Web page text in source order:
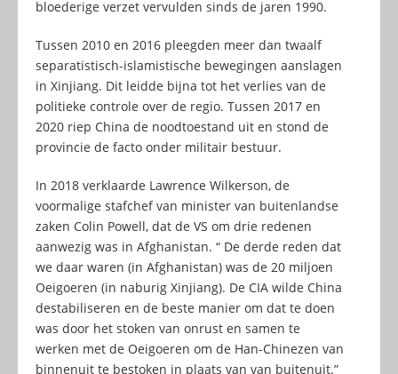
bloederige verzet vervulden sinds de jaren 1990.
Tussen 2010 en 2016 pleegden meer dan twaalf
separatistisch-islamistische bewegingen aanslagen
in Xinjiang. Dit leidde bijna tot het verlies van de
politieke controle over de regio. Tussen 2017 en
2020 riep China de noodtoestand uit en stond de
provincie de facto onder militair bestuur.
In 2018 verklaarde Lawrence Wilkerson, de
voormalige stafchef van minister van buitenlandse
zaken Colin Powell, dat de VS om drie redenen
aanwezig was in Afghanistan. “ De derde reden dat
we daar waren (in Afghanistan) was de 20 miljoen
Oeigoeren (in naburig Xinjiang). De CIA wilde China
destabiliseren en de beste manier om dat te doen
was door het stoken van onrust en samen te
werken met de Oeigoeren om de Han-Chinezen van
binnenuit te bestoken in plaats van van buitenuit.”